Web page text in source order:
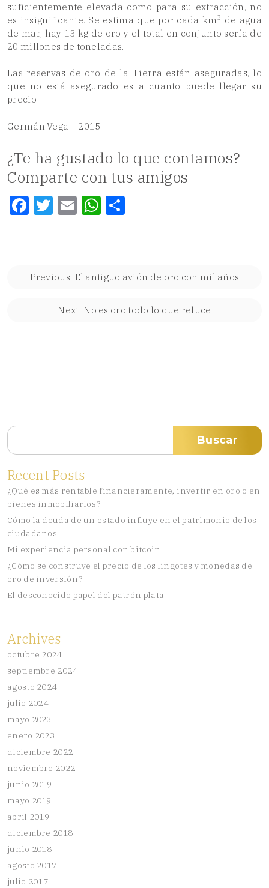
suficientemente elevada como para su extracción, no
es insignificante. Se estima que por cada km3 de agua
de mar, hay 13 kg de oro y el total en conjunto sería de
20 millones de toneladas.
Las reservas de oro de la Tierra están aseguradas, lo
que no está asegurado es a cuanto puede llegar su
precio.
Germán Vega – 2015
¿Te ha gustado lo que contamos?
Comparte con tus amigos
FacebookTwitterEmail WhatsApp
Navegación
Previous: El antiguo avión de oro con mil años
Next: No es oro todo lo que reluce
Buscar
Buscar
Recent Posts
¿Qué es más rentable financieramente, invertir en oro o en
bienes inmobiliarios?
Cómo la deuda de un estado influye en el patrimonio de los
ciudadanos
Mi experiencia personal con bitcoin
¿Cómo se construye el precio de los lingotes y monedas de
oro de inversión?
El desconocido papel del patrón plata
Archives
octubre 2024
septiembre 2024
agosto 2024
julio 2024
mayo 2023
enero 2023
diciembre 2022
noviembre 2022
junio 2019
mayo 2019
abril 2019
diciembre 2018
junio 2018
agosto 2017
julio 2017